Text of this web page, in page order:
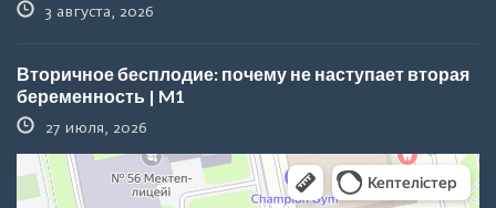
3 августа, 2026
Вторичное бесплодие: почему не наступает вторая
беременность | M1
27 июля, 2026
Эко M1
Центр планирования семьи в Астане
Медцентр, клиника в Астане